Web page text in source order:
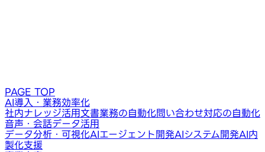
PAGE TOP
AI導入・業務効率化
社内ナレッジ活用文書業務の自動化問い合わせ対応の自動化
音声・会話データ活用
データ分析・可視化AIエージェント開発AIシステム開発AI内
製化支援